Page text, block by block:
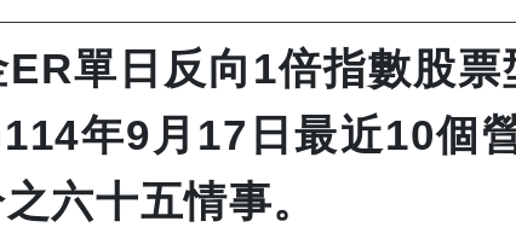
單日反向1倍指數股
年9月17日最近10個
六十五情事。